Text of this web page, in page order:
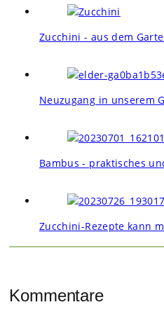
Zucchini - aus dem
Neuzugang in unserem
Bambus - praktisches
Zucchini-Rezepte kann
Kommentare